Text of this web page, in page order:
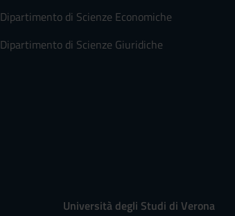
Dipartimento di Scienze Economiche
Dipartimento di Scienze Giuridiche
Università degli Studi di Verona